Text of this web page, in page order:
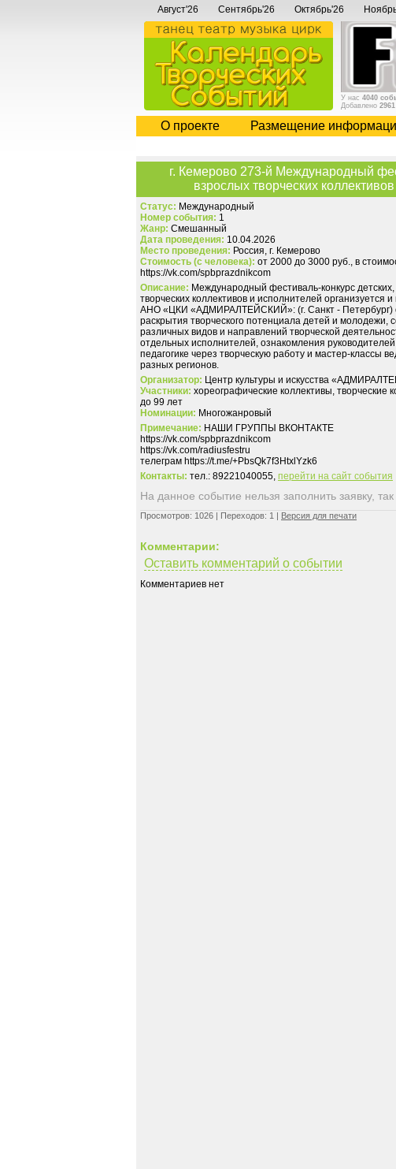
Август'26 Сентябрь'26 Октябрь'26
У нас 4040
Добавлено
О проекте Размещение
г. Кемерово 273-й Международный
взрослых творческих
Статус: Международный
Номер события: 1
Жанр: Смешанный
Дата проведения: 10.04.2026
Место проведения: Россия, г. Кемерово
Стоимость (с человека): от 2000 до 3000 руб., в
https://vk.com/spbprazdnikcom
Описание: Международный фестиваль-конкурс
творческих коллективов и исполнителей организуется
АНО «ЦКИ «АДМИРАЛТЕЙСКИЙ»: (г. Санкт - Петербург)
раскрытия творческого потенциала детей и молодежи,
различных видов и направлений творческой
отдельных исполнителей, ознакомления
педагогике через творческую работу и мастер-классы
разных регионов.
Организатор: Центр культуры и искусства
Участники: хореографические коллективы, творческие
до 99 лет
Номинации: Многожанровый
Примечание: НАШИ ГРУППЫ ВКОНТАКТЕ
https://vk.com/spbprazdnikcom
https://vk.com/radiusfestru
телеграм https://t.me/+PbsQk7f3HtxlYzk6
Контакты: тел.: 89221040055, перейти на сайт события
На данное событие нельзя заполнить заявку, так
Просмотров: 1026 | Переходов: 1 | Версия для печати
Комментарии:
Оставить комментарий о событии
Комментариев нет